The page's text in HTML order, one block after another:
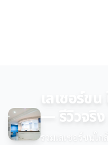
เลเซอร์
— รีวิวจริ
รวมเลเซอร์ขน